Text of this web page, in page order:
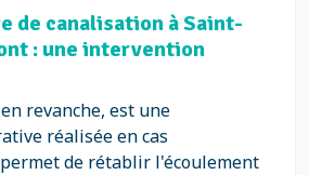
de canalisation à Saint-
: une intervention
revanche, est une
réalisée en cas
de rétablir l'écoulement